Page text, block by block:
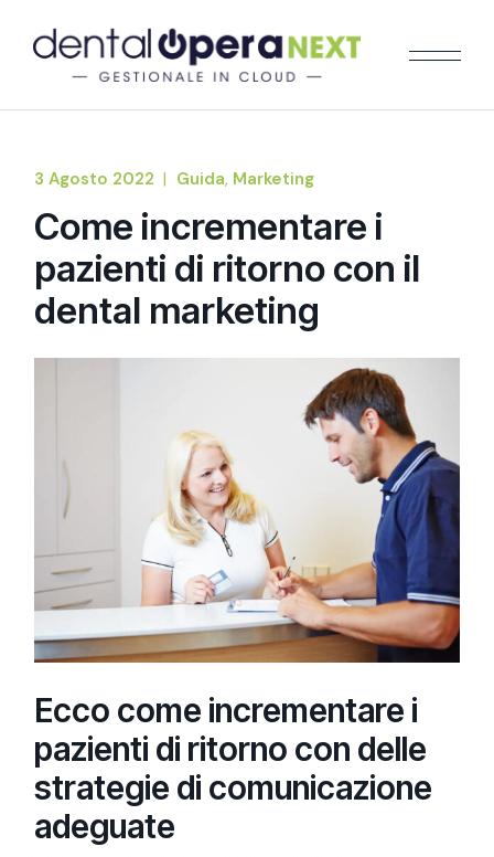
3 Agosto 2022 Guida Marketing
Come incrementare i
pazienti di ritorno con il
dental marketing
Ecco come incrementare i
pazienti di ritorno con delle
strategie di comunicazione
adeguate